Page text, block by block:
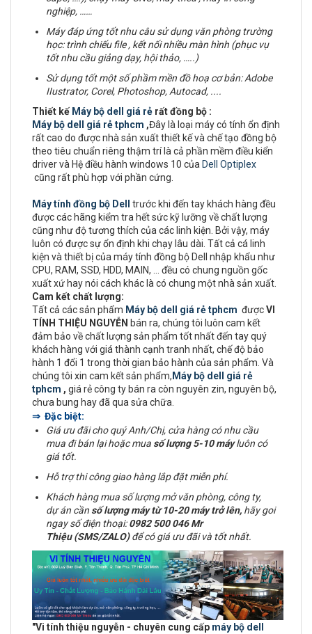
nghiệp, ……
Máy đáp ứng tốt nhu câu sử dụng văn phòng trường
học: trình chiếu file , kết nối nhiều màn hình (phục vụ
tốt nhu cầu giảng dạy, hội thảo, …..)
Sử dụng tốt một số phầm mền đồ hoạ cơ bản:Adobe
IIustrator, Corel, Photoshop, Autocad, ....
Thiết kế Máy bộ dell giá rẻ rất đồng bộ :
Máy bộ dell giá rẻ tphcm ,Đây là loại máy có tính ổn định
rất cao do được nhà sản xuất thiết kế và chế tạo đồng bộ
theo tiêu chuẩn riêng thậm trí là cả phần mềm điều kiển
driver và Hệ điều hành windows 10 của Dell Optiplex
cũng rất phù hợp với phần cứng.
Máy tính đồng bộ Dell
trước khi đến tay khách hàng đều
được các hãng kiểm tra hết sức kỹ lưỡng về chất lượng
cũng như độ tương thích của các linh kiện. Bởi vậy, máy
luôn có được sự ổn định khi chạy lâu dài. Tất cả cá linh
kiện và thiết bị của máy tính đồng bộ Dell nhập khẩu như
CPU, RAM, SSD, HDD, MAIN, ... đều có chung nguồn gốc
xuất xứ hay nói cách khác là có chung một nhà sản xuất.
Cam kết chất lượng:
Tất cả các sản phẩm Máy bộ dell giá rẻ tphcm đượcVI
TÍNH THIỆU NGUYỄN bán ra, chúng tôi luôn cam kết
đảm bảo về chất lượng sản phẩm tốt nhất đến tay quý
khách hàng với giá thành cạnh tranh nhất, chế độ bảo
hành 1 đổi 1 trong thời gian bảo hành của sản phẩm. Và
chúng tôi xin cam kết sản phẩm, Máy bộ dell giá rẻ
tphcm , giá rẻ công ty bán ra còn nguyên zin, nguyên bộ,
chưa bung hay đã qua sửa chữa.
⇒ Đặc biệt:
Giá ưu đãi cho quý Anh/Chị, cửa hàng có nhu cầu
mua đi bán lại hoặc mua số lượng 5-10 máyluôn có
giá tốt.
Hỗ trợ thi công giao hàng lắp đặt miễn phí.
Khách hàng mua số lượng mở văn phòng, công ty,
dự án cần số lượng máy từ 10-20 máy trở lên, hãy goi
ngay số điện thoại:0982 500 046 Mr
Thiệu (SMS/ZALO)để có giá ưu đãi và tốt nhất.
"Vi tính thiệu nguyễn - chuyên cung cấp máy bộ dell